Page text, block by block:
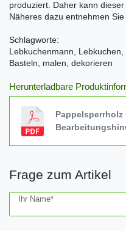
produziert. Daher kann
Näheres dazu entnehmen
Schlagworte:
Lebkuchenmann,
Basteln, malen, dekorieren
Herunterladbare
Frage zum Artikel
Ihr Name*